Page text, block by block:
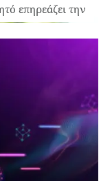
επηρεάζει την